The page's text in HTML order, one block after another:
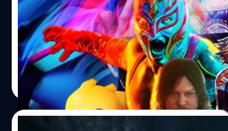
10 เกมที่คุณไม่ควรพลาดในเดือนมีนาคม
2022
เตรียมกระเป๋าฉีกเพราะเกมน่าสนใจเดือนมีนาคมมีเพียบ
Wiwat Kerdsomjit| 1620 days ago
Read More